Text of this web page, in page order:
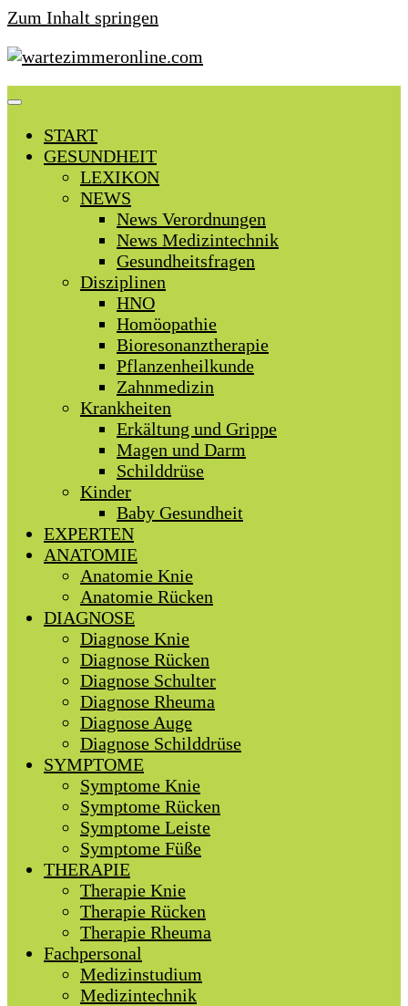
Zum Inhalt springen
START
GESUNDHEIT
LEXIKON
NEWS
News Verordnungen
News Medizintechnik
Gesundheitsfragen
Disziplinen
HNO
Homöopathie
Bioresonanztherapie
Pflanzenheilkunde
Zahnmedizin
Krankheiten
Erkältung und Grippe
Magen und Darm
Schilddrüse
Kinder
Baby Gesundheit
EXPERTEN
ANATOMIE
Anatomie Knie
Anatomie Rücken
DIAGNOSE
Diagnose Knie
Diagnose Rücken
Diagnose Schulter
Diagnose Rheuma
Diagnose Auge
Diagnose Schilddrüse
SYMPTOME
Symptome Knie
Symptome Rücken
Symptome Leiste
Symptome Füße
THERAPIE
Therapie Knie
Therapie Rücken
Therapie Rheuma
Fachpersonal
Medizinstudium
Medizintechnik